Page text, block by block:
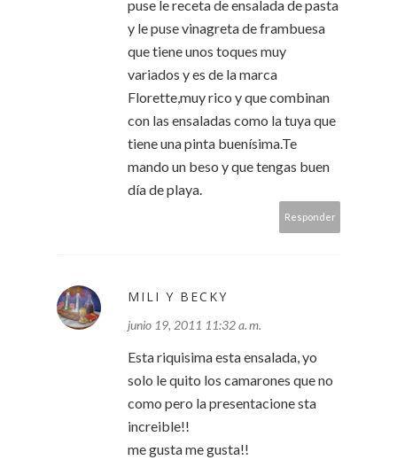
puse le receta de ensalada de pasta
y le puse vinagreta de frambuesa
que tiene unos toques muy
variados y es de la marca
Florette,muy rico y que combinan
con las ensaladas como la tuya que
tiene una pinta buenísima.Te
mando un beso y que tengas buen
día de playa.
Responder
MILI Y BECKY
junio 19, 2011 11:32 a. m.
Esta riquisima esta ensalada, yo
solo le quito los camarones que no
como pero la presentacione sta
increible!!
me gusta me gusta!!